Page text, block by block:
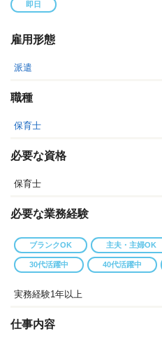
即日
雇用形態
派遣
職種
保育士
必要な資格
保育士
必要な業務経験
ブランクOK 主夫・主婦OK
30代活躍中 40代活躍中
実務経験1年以上
仕事内容